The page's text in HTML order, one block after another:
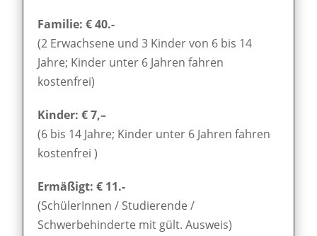
Familie: € 40.-
(2 Erwachsene und 3 Kinder von 6 bis 14
Jahre; Kinder unter 6 Jahren fahren
kostenfrei)
Kinder: € 7,–
(6 bis 14 Jahre; Kinder unter 6 Jahren fahren
kostenfrei )
Ermäßigt: € 11.-
(SchülerInnen / Studierende /
Schwerbehinderte mit gült. Ausweis)